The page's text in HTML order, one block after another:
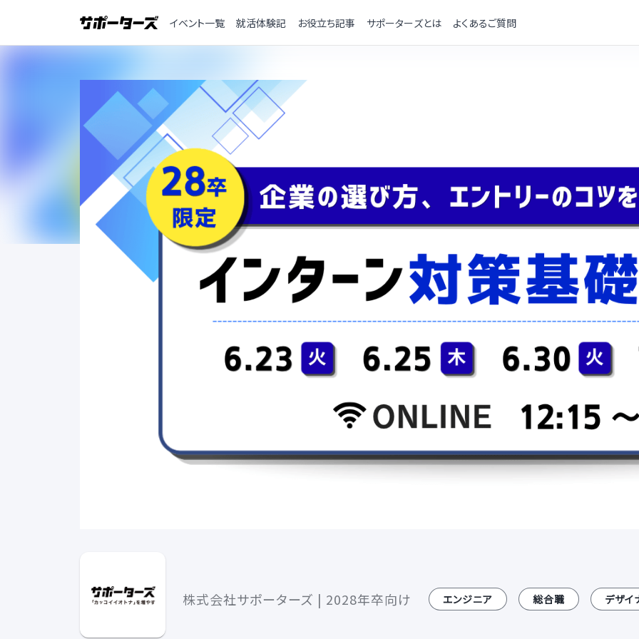
イベント一覧 就活体験記 お役立ち記事 サポーターズとは よくあるご質問
株式会社サポーターズ | 2028年卒向け エンジニア 総合職 デザイ